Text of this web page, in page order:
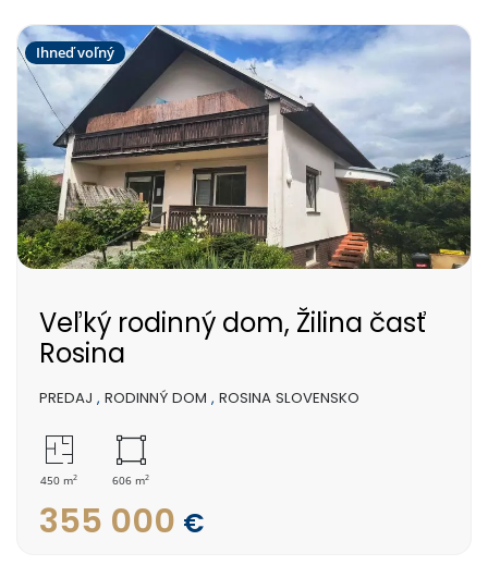
Ihneď voľný
Veľký rodinný dom, Žilina časť
Rosina
PREDAJ , RODINNÝ DOM , ROSINA SLOVENSKO
450 m2 606 m2
355 000 €